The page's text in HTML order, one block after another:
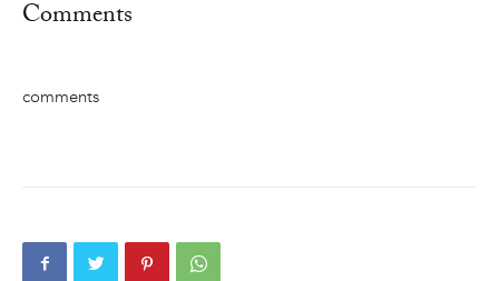
Comments
comments